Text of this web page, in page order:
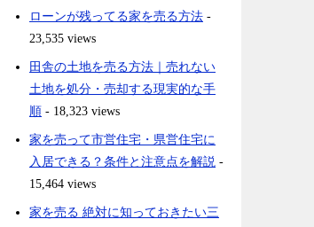
ローンが残ってる家を売る方法 -
23,535 views
田舎の土地を売る方法｜売れない
土地を処分・売却する現実的な手
順 - 18,323 views
家を売って市営住宅・県営住宅に
入居できる？条件と注意点を解説 -
15,464 views
家を売る 絶対に知っておきたい三